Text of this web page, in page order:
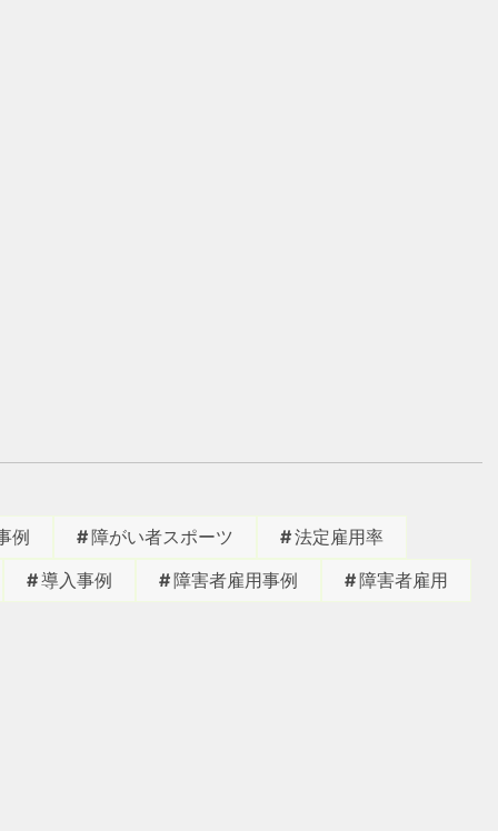
例 障がい者スポーツ
法定雇用率
導入事例
障害者雇用事例 障害者雇用